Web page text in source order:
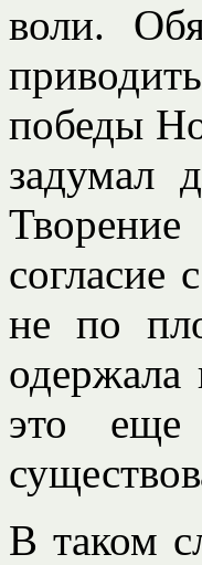
воли.
победы
задумал
согласие
не по
одержала
это еще
В таком